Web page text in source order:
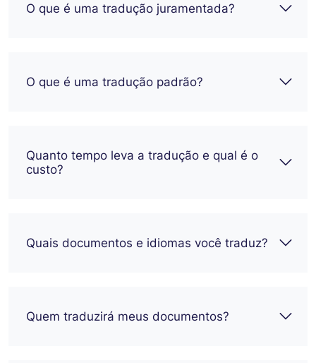
O que é uma tradução juramentada?
O que é uma tradução padrão?
Quanto tempo leva a tradução e qual é o
custo?
Quais documentos e idiomas você traduz?
Quem traduzirá meus documentos?